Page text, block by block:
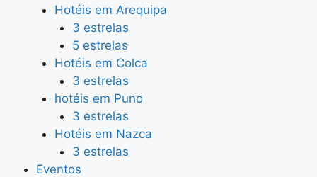
Hotéis em Arequipa
3 estrelas
5 estrelas
Hotéis em Colca
3 estrelas
hotéis em Puno
3 estrelas
Hotéis em Nazca
3 estrelas
Eventos